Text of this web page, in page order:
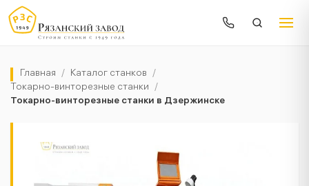
Главная / Каталог станков /
Токарно-винторезные станки /
Токарно-винторезные станки в Дзержинске